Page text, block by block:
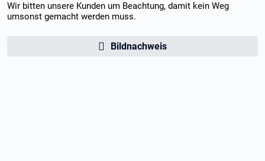
Wir bitten unsere Kunden um Beachtung, damit kein Weg
umsonst gemacht werden muss.
Bildnachweis